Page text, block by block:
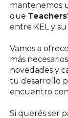
mantenemos
que
entre KEL y
Vamos a
más
novedades y
tu desarrollo
encuentro
Si querés ser